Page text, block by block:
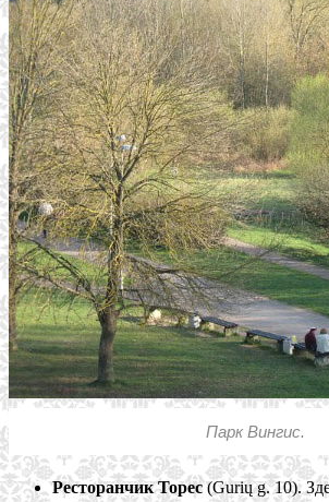
Парк Вингис.
Ресторанчик Торес(Gurių g. 10).